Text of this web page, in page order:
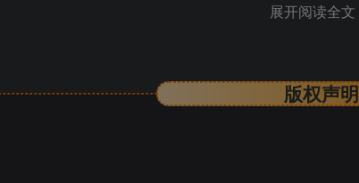
展开阅读全文
版权声明